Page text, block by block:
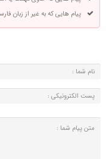
پیام هایی که به غیر از زبان